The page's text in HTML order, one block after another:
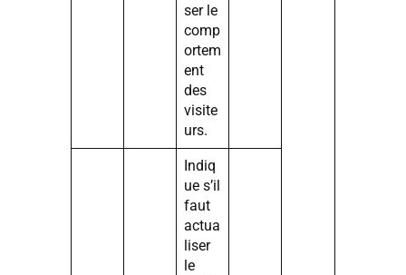
ser le
comp
ortem
ent
des
visite
urs.
Indiq
ue s’il
faut
actua
liser
le